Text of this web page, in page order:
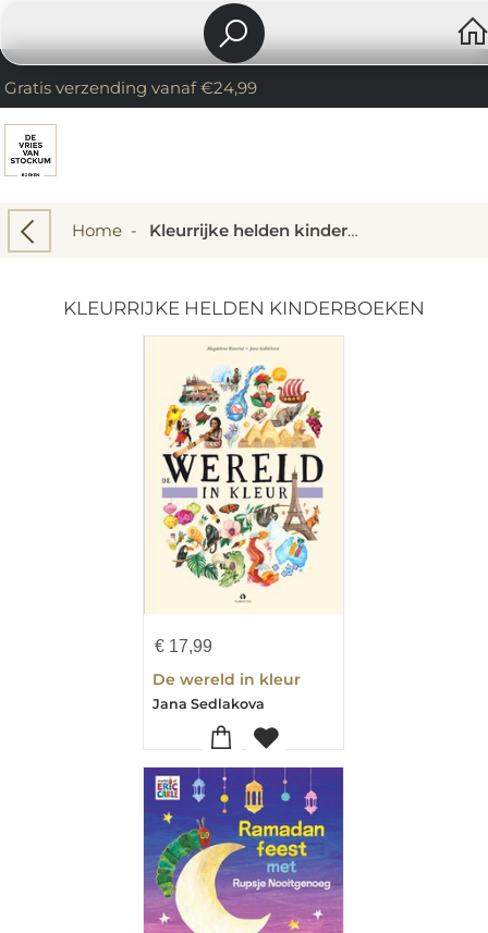
Gratis verzending vanaf €24,99
Home- Kleurrijke helden kinderboeken
KLEURRIJKE HELDEN KINDERBOEKEN
€ 17,99
De wereld in kleur
Jana Sedlakova